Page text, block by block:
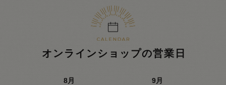
オンラインショップの営業日
8月 9月